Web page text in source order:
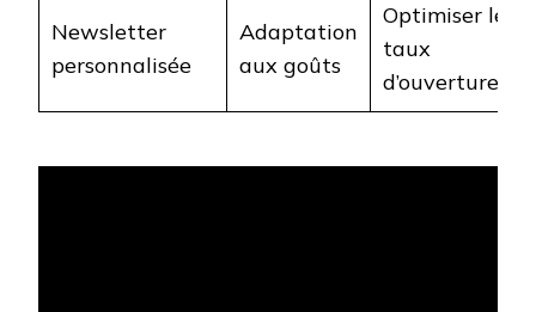
Newsletter
personnalisée
Adaptation
aux goûts
Optimiser le
taux
d’ouverture